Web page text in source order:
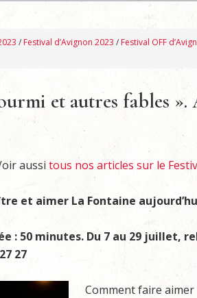
/ Festival d’Avignon 2023 / Festival OFF
et autres fables ».
aussi tous nos articles sur le
et aimer La Fontaine
: 50 minutes. Du 7 au 29 juillet,
27
Comment faire